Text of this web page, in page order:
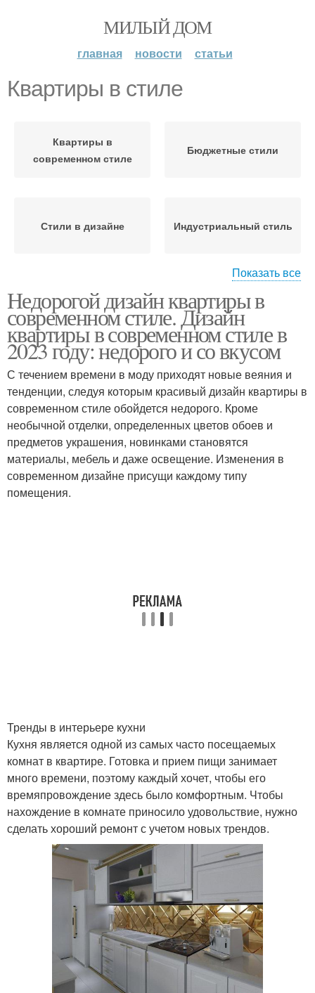
МИЛЫЙ ДОМ
главная новости статьи
Квартиры в стиле
Квартиры в
современном стиле
Бюджетные стили
Стили в дизайне Индустриальный стиль
Однокомнатная
квартира
Комнатная квартира
Современный стиль
Квартиры в
новостройке
Решение для
однокомнатной
квартиры
Показать все
Недорогой дизайн квартиры в
современном стиле. Дизайн
квартиры в современном стиле в
2023 году: недорого и со вкусом
С течением времени в моду приходят новые веяния и
тенденции, следуя которым красивый дизайн квартиры в
современном стиле обойдется недорого. Кроме
необычной отделки, определенных цветов обоев и
предметов украшения, новинками становятся
материалы, мебель и даже освещение. Изменения в
современном дизайне присущи каждому типу
помещения.
Тренды в интерьере кухни
Кухня является одной из самых часто посещаемых
комнат в квартире. Готовка и прием пищи занимает
много времени, поэтому каждый хочет, чтобы его
времяпровождение здесь было комфортным. Чтобы
нахождение в комнате приносило удовольствие, нужно
сделать хороший ремонт с учетом новых трендов.